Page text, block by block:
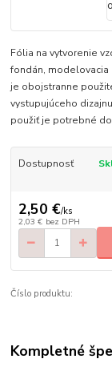
Fólia na vytvorenie
fondán, modelovacia
je obojstranne
vystupujúceho
použiť je potrebné
Dostupnosť
2,50 €/ks
2,03 € bez DPH
Číslo produktu:
Kompletné